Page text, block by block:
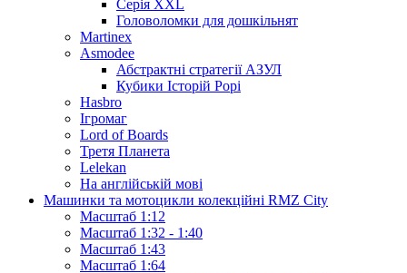
Серія XXL
Головоломки для дошкільнят
Martinex
Asmodee
Абстрактні стратегії АЗУЛ
Кубики Історій Рорі
Hasbro
Ігромаг
Lord of Boards
Третя Планета
Lelekan
На англійській мові
Машинки та мотоцикли колекційні RMZ City
Масштаб 1:12
Масштаб 1:32 - 1:40
Масштаб 1:43
Масштаб 1:64